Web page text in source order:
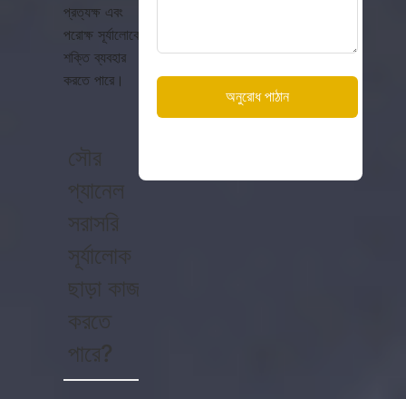
প্রত্যক্ষ এবং
পরোক্ষ সূর্যালোকের
শক্তি ব্যবহার
করতে পারে।
সৌর
প্যানেল
সরাসরি
সূর্যালোক
ছাড়া কাজ
করতে
পারে?